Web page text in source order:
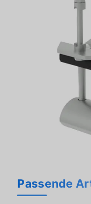
Passende